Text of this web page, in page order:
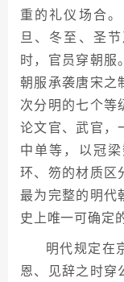
重的礼仪场合
旦、冬至、圣
时，官员穿朝服
朝服承袭唐宋之
次分明的七个等
论文官、武官，
中单等，以冠
环、笏的材质区
最为完整的明代
史上唯一可确定
明代规定在
恩、见辞之时穿